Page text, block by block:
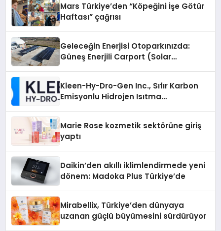
Mars Türkiye’den “Köpeğini İşe Götür
Haftası” çağrısı
Geleceğin Enerjisi Otoparkınızda:
Güneş Enerjili Carport (Solar
Kleen-Hy-Dro-Gen Inc., Sıfır Karbon
Emisyonlu Hidrojen Isıtma
Marie Rose kozmetik sektörüne giriş
yaptı
Daikin’den akıllı iklimlendirmede yeni
dönem: Madoka Plus Türkiye’de
Mirabellix, Türkiye’den dünyaya
uzanan güçlü büyümesini sürdürüyor